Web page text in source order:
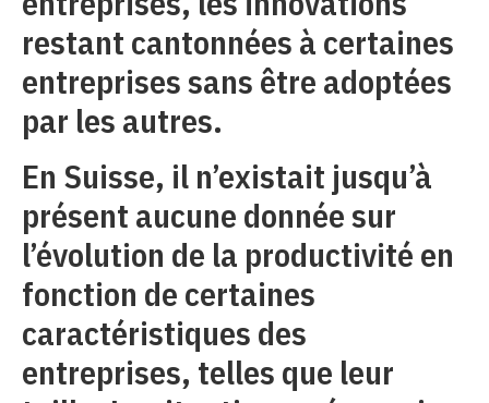
restant cantonnées à certaines
entreprises sans être adoptées
par les autres.
En Suisse, il n’existait jusqu’à
présent aucune donnée sur
l’évolution de la productivité en
fonction de certaines
caractéristiques des
entreprises, telles que leur